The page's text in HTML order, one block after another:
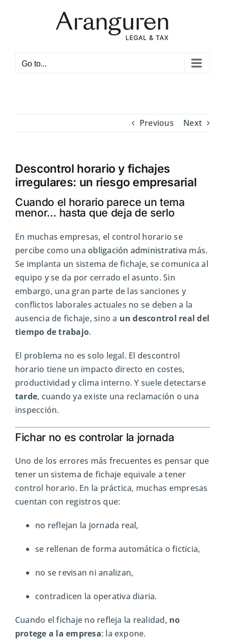
Open toolbar
Go to...
Previous Next
Descontrol horario y fichajes
irregulares: un riesgo empresarial
Cuando el horario parece un tema
menor… hasta que deja de serlo
En muchas empresas, el control horario se
percibe como unaobligación administrativa más.
Se implanta un sistema de fichaje, se comunica al
equipo y se da por cerrado el asunto. Sin
embargo, una gran parte de las sanciones y
conflictos laborales actuales no se deben a la
ausencia de fichaje, sino a un descontrol real del
tiempo de trabajo.
El problema no es solo legal. El descontrol
horario tiene un impacto directo en costes,
productividad y clima interno. Y suele detectarse
tarde, cuando ya existe una reclamación o una
inspección.
Fichar no es controlar la jornada
Uno de los errores más frecuentes es pensar que
tener un sistema de fichaje equivale a tener
control horario. En la práctica, muchas empresas
cuentan con registros que:
no reflejan la jornada real,
se rellenan de forma automática o ficticia,
no se revisan ni analizan,
contradicen la operativa diaria.
Cuando el fichaje no refleja la realidad, no
protege a la empresa: la expone.